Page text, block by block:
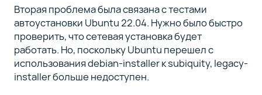
Вторая проблема была связана с тестами
автоустановки Ubuntu 22.04. Нужно было быстро
проверить, что сетевая установка будет
работать. Но, поскольку Ubuntu перешел с
использования debian-installer к subiquity, legacy-
installer больше недоступен.